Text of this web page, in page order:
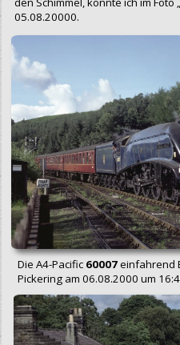
05.08.20000.
Die A4-Pacific 60007einfahrend
Pickering am 06.08.2000 um